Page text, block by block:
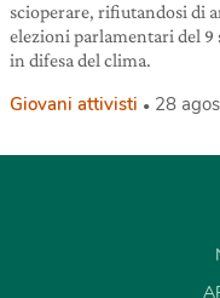
scioperare, rifiutandosi di
elezioni parlamentari del 9
in difesa del clima.
Giovani attivisti 28